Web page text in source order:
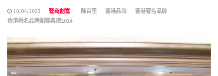
10/04/2025 營商創富 陳百里 香港品牌
香港著名品牌
香港著名品牌頒獎典禮2024